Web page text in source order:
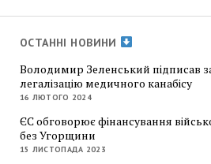
ОСТАННІ НОВИНИ
Володимир Зеленський підписав
легалізацію медичного канабісу
16 ЛЮТОГО 2024
ЄС обговорює фінансування
без Угорщини
15 ЛИСТОПАДА 2023